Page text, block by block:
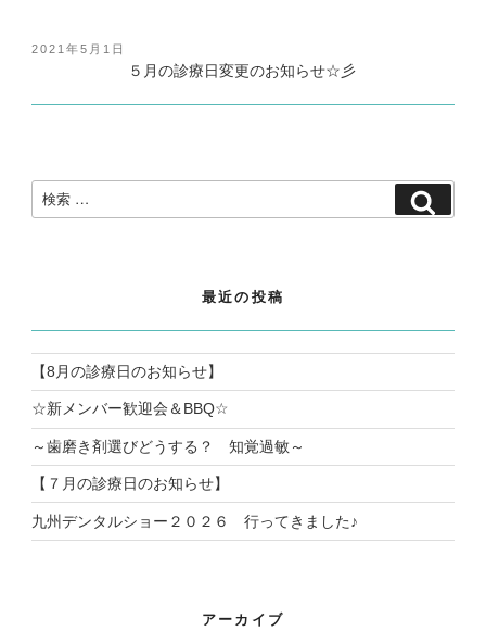
投
2021年5月1日
５月の診療日変更のお知らせ☆彡
検
索:
索
最近の投稿
【8月の診療日のお知らせ】
☆新メンバー歓迎会＆BBQ☆
～歯磨き剤選びどうする？ 知覚過敏～
【７月の診療日のお知らせ】
九州デンタルショー２０２６ 行ってきました♪
アーカイブ